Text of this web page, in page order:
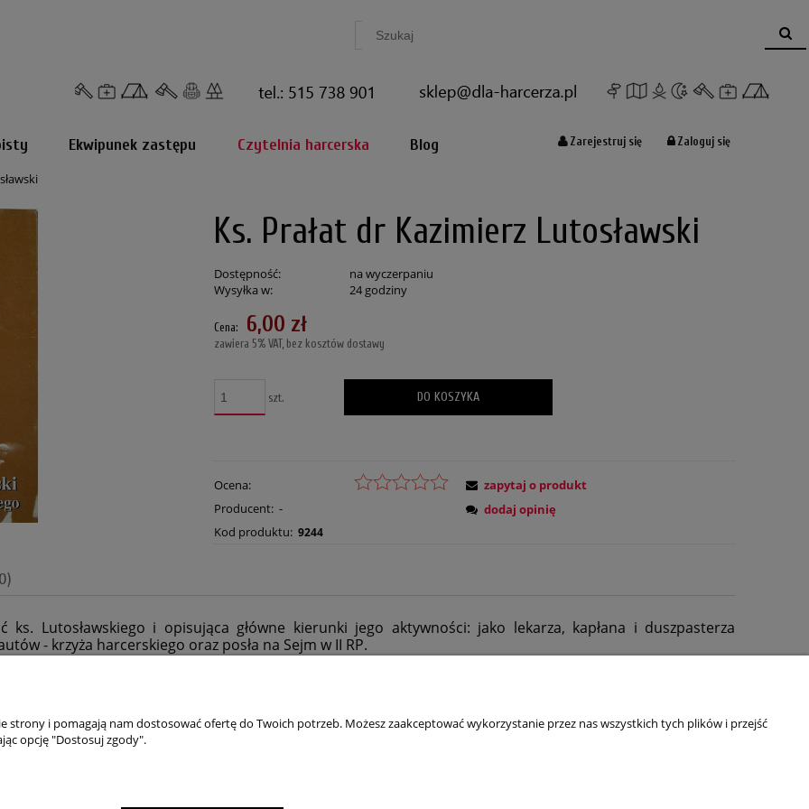
Zarejestruj się Zaloguj się
Ekwipunek zastępu Czytelnia harcerska Blog
Ks. Prałat dr Kazimierz Lutosławski
Dostępność:
na wyczerpaniu
Wysyłka w:
24 godziny
Cena: 6,00 zł
zawiera 5% VAT, bez kosztów dostawy
szt. DO KOSZYKA
Ocena:
Producent: -
Kod produktu: 9244
zapytaj o produkt
dodaj opinię
ks. Lutosławskiego i opisująca główne kierunki jego aktywności: jako lekarza, kapłana i duszpasterza
- krzyża harcerskiego oraz posła na Sejm w II RP.
strony i pomagają nam dostosować ofertę do Twoich potrzeb. Możesz zaakceptować wykorzystanie przez nas wszystkich tych plików i przejść
opcję "Dostosuj zgody".